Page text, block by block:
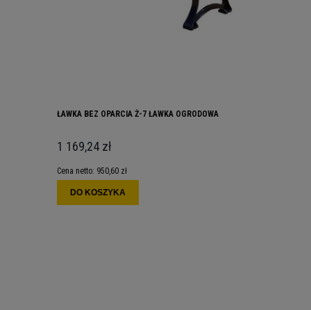
ŁAWKA BEZ OPARCIA Ż-7 ŁAWKA OGRODOWA
1 169,24 zł
Cena netto: 950,60 zł
DO KOSZYKA